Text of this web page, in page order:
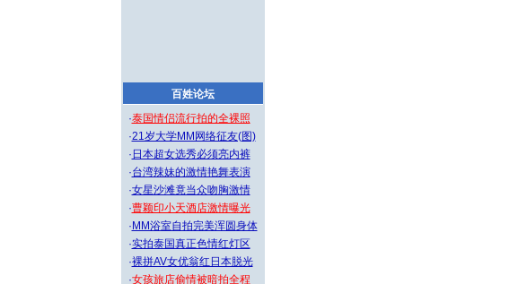
百姓论坛
·泰国情侣流行拍的全裸照
·21岁大学MM网络征友(图)
· 日本超女选秀必须亮内裤
·台湾辣妹的激情艳舞表演
·女星沙滩竟当众吻胸激情
·曹颖印小天酒店激情曝光
· MM浴室自拍完美浑圆身体
·实拍泰国真正色情红灯区
·裸拼AV女优翁红日本脱光
·女孩旅店偷情被暗拍全程